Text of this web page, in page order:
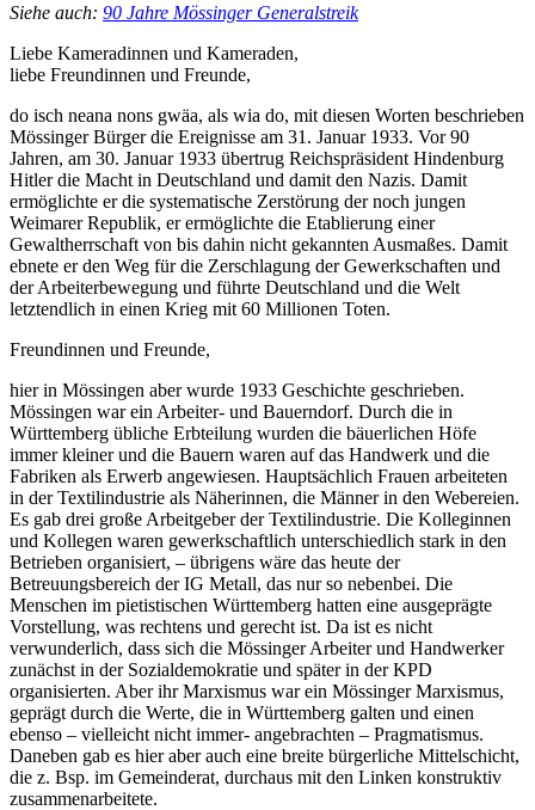
Siehe auch: 90 Jahre Mössinger Generalstreik
Liebe Kameradinnen und Kameraden,
liebe Freundinnen und Freunde,
do isch neana nons gwäa, als wia do, mit diesen Worten beschrieben
Mössinger Bürger die Ereignisse am 31. Januar 1933. Vor 90
Jahren, am 30. Januar 1933 übertrug Reichspräsident Hindenburg
Hitler die Macht in Deutschland und damit den Nazis. Damit
ermöglichte er die systematische Zerstörung der noch jungen
Weimarer Republik, er ermöglichte die Etablierung einer
Gewaltherrschaft von bis dahin nicht gekannten Ausmaßes. Damit
ebnete er den Weg für die Zerschlagung der Gewerkschaften und
der Arbeiterbewegung und führte Deutschland und die Welt
letztendlich in einen Krieg mit 60 Millionen Toten.
Freundinnen und Freunde,
hier in Mössingen aber wurde 1933 Geschichte geschrieben.
Mössingen war ein Arbeiter- und Bauerndorf. Durch die in
Württemberg übliche Erbteilung wurden die bäuerlichen Höfe
immer kleiner und die Bauern waren auf das Handwerk und die
Fabriken als Erwerb angewiesen. Hauptsächlich Frauen arbeiteten
in der Textilindustrie als Näherinnen, die Männer in den Webereien.
Es gab drei große Arbeitgeber der Textilindustrie. Die Kolleginnen
und Kollegen waren gewerkschaftlich unterschiedlich stark in den
Betrieben organisiert, – übrigens wäre das heute der
Betreuungsbereich der IG Metall, das nur so nebenbei. Die
Menschen im pietistischen Württemberg hatten eine ausgeprägte
Vorstellung, was rechtens und gerecht ist. Da ist es nicht
verwunderlich, dass sich die Mössinger Arbeiter und Handwerker
zunächst in der Sozialdemokratie und später in der KPD
organisierten. Aber ihr Marxismus war ein Mössinger Marxismus,
geprägt durch die Werte, die in Württemberg galten und einen
ebenso – vielleicht nicht immer- angebrachten – Pragmatismus.
Daneben gab es hier aber auch eine breite bürgerliche Mittelschicht,
die z. Bsp. im Gemeinderat, durchaus mit den Linken konstruktiv
zusammenarbeitete.